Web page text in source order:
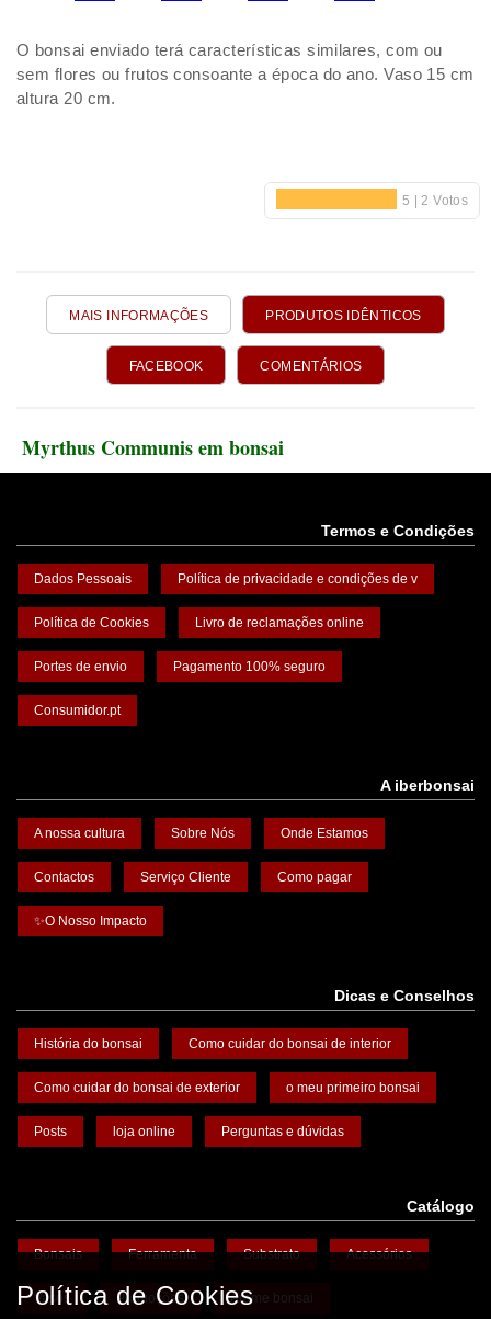
O bonsai enviado terá características similares, com ou
sem flores ou frutos consoante a época do ano. Vaso 15 cm
altura 20 cm.
MAIS INFORMAÇÕES PRODUTOS IDÊNTICOS
FACEBOOK COMENTÁRIOS
Myrthus Communis em bonsai
Termos e Condições
Dados Pessoais Política de privacidade e condições de v
Política de Cookies Livro de reclamações online
Portes de envio Pagamento 100% seguro
Consumidor.pt
A iberbonsai
A nossa cultura Sobre Nós Onde Estamos
Contactos Serviço Cliente Como pagar
✨O Nosso Impacto
Dicas e Conselhos
História do bonsai Como cuidar do bonsai de interior
Como cuidar do bonsai de exterior o meu primeiro bonsai
Posts loja online Perguntas e dúvidas
Catálogo
Bonsais Ferramenta Substrato Acessórios
Vasos Promoções Arame bonsai
Política de Cookies